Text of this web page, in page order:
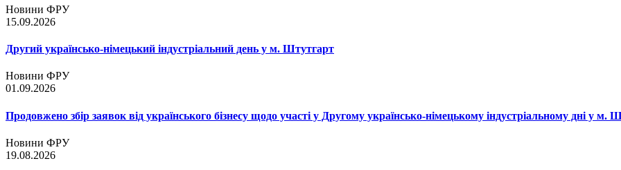
Новини ФРУ
15.09.2026
Другий українсько-німецький індустріальний день у м. Штутгарт
Новини ФРУ
01.09.2026
Продовжено збір заявок від українського бізнесу щодо участі у Другому українсько-німецькому індустріальному дні у м.
Новини ФРУ
19.08.2026